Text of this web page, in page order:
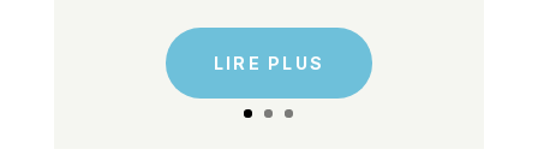
LIRE PLUS